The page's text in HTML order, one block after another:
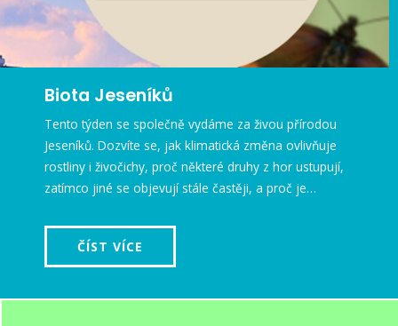
Biota Jeseníků
Tento týden se společně vydáme za živou přírodou
Jeseníků. Dozvíte se, jak klimatická změna ovlivňuje
rostliny i živočichy, proč některé druhy z hor ustupují,
zatímco jiné se objevují stále častěji, a proč je…
ČÍST VÍCE